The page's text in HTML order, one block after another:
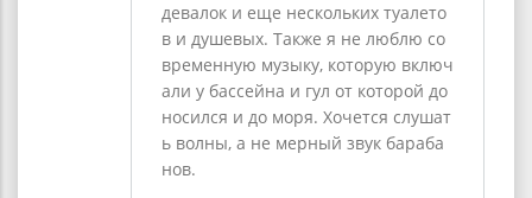
девалок и еще нескольких туалето
в и душевых. Также я не люблю со
временную музыку, которую включ
али у бассейна и гул от которой до
носился и до моря. Хочется слушат
ь волны, а не мерный звук бараба
нов.